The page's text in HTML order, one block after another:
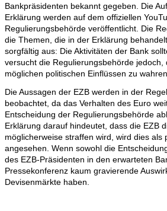
Bankpräsidenten bekannt gegeben. Die
Erklärung werden auf dem offiziellen
Regulierungsbehörde veröffentlicht. Die
die Themen, die in der Erklärung
sorgfältig aus: Die Aktivitäten der Bank
versucht die Regulierungsbehörde jedoch,
möglichen politischen Einflüssen zu wahren.
Die Aussagen der EZB werden in der
beobachtet, da das Verhalten des Euro
Entscheidung der Regulierungsbehörde
Erklärung darauf hindeutet, dass die EZB
möglicherweise straffen wird, wird dies als
angesehen. Wenn sowohl die
des EZB-Präsidenten in den erwarteten
Pressekonferenz kaum gravierende
Devisenmärkte haben.